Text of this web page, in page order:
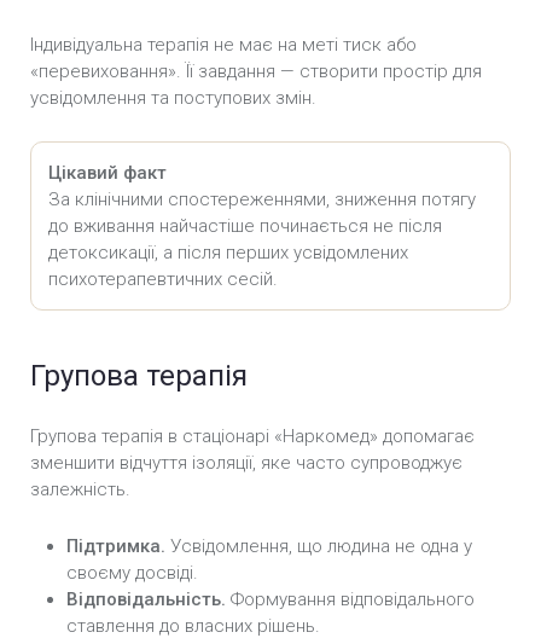
Індивідуальна терапія не має на меті тиск або
«перевиховання». Її завдання — створити простір для
усвідомлення та поступових змін.
Цікавий факт
За клінічними спостереженнями, зниження потягу
до вживання найчастіше починається не після
детоксикації, а після перших усвідомлених
психотерапевтичних сесій.
Групова терапія
Групова терапія в стаціонарі «Наркомед» допомагає
зменшити відчуття ізоляції, яке часто супроводжує
залежність.
Підтримка. Усвідомлення, що людина не одна у
своєму досвіді.
Відповідальність. Формування відповідального
ставлення до власних рішень.